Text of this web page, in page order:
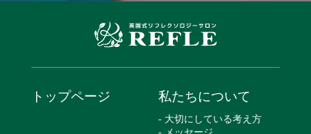
トップページ 私たちについて
- 大切にしている考え方
- メッセージ